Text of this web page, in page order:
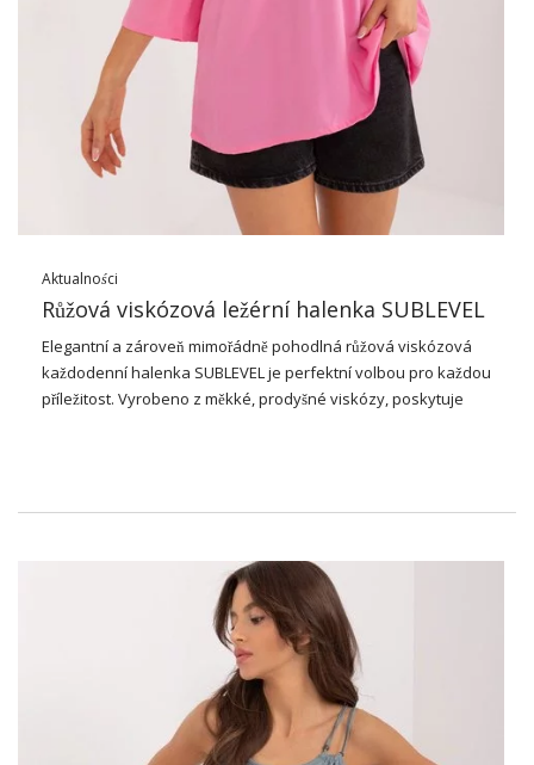
jednoduchého, ležérního oblečení a spodního prádla, až po
elegantnější výtvory pro zvláštní příležitosti. Kromě toho jsou
všechny naše výrobky vyrobeny z materiálů nejvyšší kvality,
což zaručuje jejich …
Aktualności
Růžová viskózová ležérní halenka SUBLEVEL
Elegantní a zároveň mimořádně pohodlná růžová viskózová
každodenní halenka SUBLEVEL je perfektní volbou pro každou
příležitost. Vyrobeno z měkké, prodyšné viskózy, poskytuje
Halenka je k dispozici ve velikosti S, která dokonale odpovídá
postavě modelu s výškou 173 cm. S rozměry poprsí 89 cm,
pasem 65 cm a boky 91 cm vypadá halenka mimořádně žensky
a stylově. Šířka podpaží je 50 cm, délka rukávu je 44 cm a
celková délka halenky je 68 cm, což zaručuje optimální
přizpůsobení a pohodlí při nošení. Díky klasickému střihu
halenka zdůrazňuje silné stránky postavy a zároveň maskuje
možné nedokonalosti.